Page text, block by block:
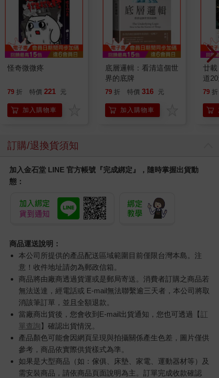
怪奇微微疼
79 折 特價 221 元
加入購物車
底層邏輯：看清這個世
界的底牌
79 折 特價 316 元
加入購物車
廿
道
79 折
訂購/退換貨須知
加入金石堂 LINE 官方帳號『完成綁定』，隨時掌握出貨動
態：
商品運送說明：
本公司所提供的產品配送區域範圍目前僅限台灣本島。注
意！收件地址請勿為郵政信箱。
商品將由廠商透過貨運或是郵局寄送。消費者訂購之商品若
無法送達，經電話或 E-mail無法聯繫逾三天者，本公司將取
消該筆訂單，並且全額退款。
當廠商出貨後，您會收到E-mail出貨通知，您也可透過【訂
單查詢】確認出貨情況。
產品顏色可能會因網頁呈現與拍攝關係產生色差，圖片僅供
參考，商品依實際供貨樣式為準。
如果是大型商品（如：傢俱、床墊、家電、運動器材等）及
需安裝商品，請依商品頁面說明為主。訂單完成收款確認